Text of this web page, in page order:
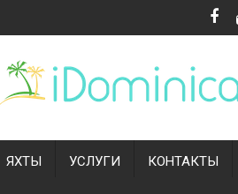
ЯХТЫ УСЛУГИ КОНТАКТЫ